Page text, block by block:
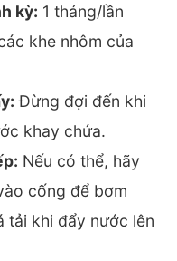
kỳ: 1 tháng/lần
khe nhôm của
Đừng đợi đến khi
khay chứa.
Nếu có thể, hãy
cống để bơm
tải khi đẩy nước lên